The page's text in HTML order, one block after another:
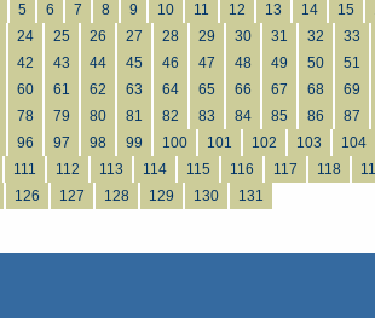
5 6 7 8 9 10 11 12 13 14 15
24 25 26 27 28 29 30 31 32 33
42 43 44 45 46 47 48 49 50 51
60 61 62 63 64 65 66 67 68 69
78 79 80 81 82 83 84 85 86 87
96 97 98 99 100 101 102 103 104
111 112 113 114 115 116 117 118
126 127 128 129 130 131